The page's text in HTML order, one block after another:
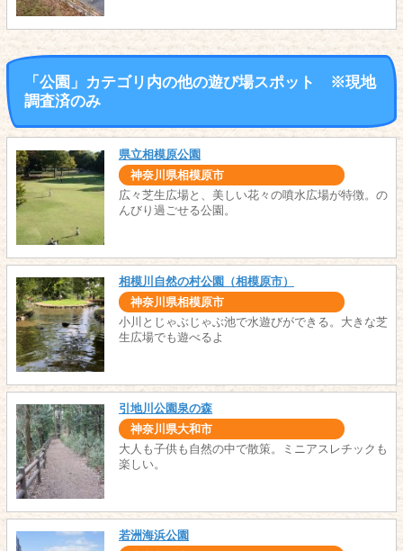
「公園」カテゴリ内の他の遊び場スポット ※現地
調査済のみ
県立相模原公園
神奈川県相模原市
広々芝生広場と、美しい花々の噴水広場が特徴。の
んびり過ごせる公園。
相模川自然の村公園（相模原市）
神奈川県相模原市
小川とじゃぶじゃぶ池で水遊びができる。大きな芝
生広場でも遊べるよ
引地川公園泉の森
神奈川県大和市
大人も子供も自然の中で散策。ミニアスレチックも
楽しい。
若洲海浜公園